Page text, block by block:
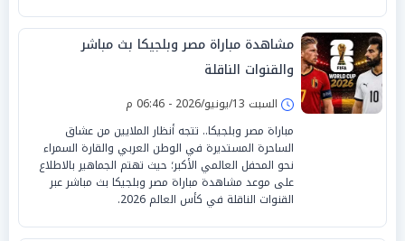
مشاهدة مباراة مصر وبلجيكا بث مباشر
والقنوات الناقلة
السبت 13/يونيو/2026 - 06:46 م
مباراة مصر وبلجيكا.. تتجه أنظار الملايين من عشاق
الساحرة المستديرة في الوطن العربي والقارة السمراء
نحو المحفل العالمي الأكبر؛ حيث تهتم الجماهير بالاطلاع
على موعد مشاهدة مباراة مصر وبلجيكا بث مباشر عبر
القنوات الناقلة في كأس العالم 2026.